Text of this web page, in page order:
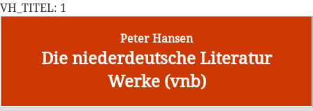
VH_TITEL: 1
Peter Hansen
Die niederdeutsche Literatur
Werke (vnb)